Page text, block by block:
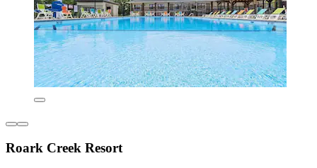
Roark Creek Resort